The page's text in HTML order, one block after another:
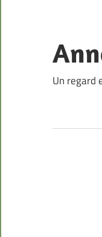
content
Un regard